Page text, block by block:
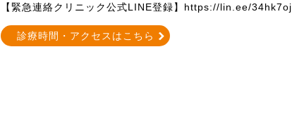
【緊急連絡クリニック公式LINE登録】 https://lin.ee/34hk7oj
診療時間・アクセスはこちら